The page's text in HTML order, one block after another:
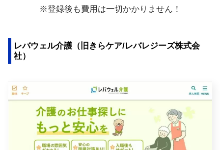
※登録後も費用は一切かかりません！
レバウェル介護（旧きらケア/レバレジーズ株式会
社）